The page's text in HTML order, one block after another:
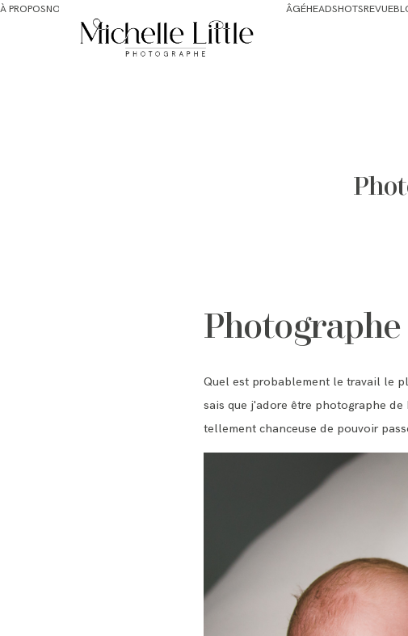
À PROPOSNOUVEAU-NÉS ET MATERNITÉ FAMILLE ET BÉBÉ PLUS ÂGÉHEADSHOTSREVUE
Quel est probablement le travail le
sais que j'adore être photographe
tellement chanceuse de pouvoir